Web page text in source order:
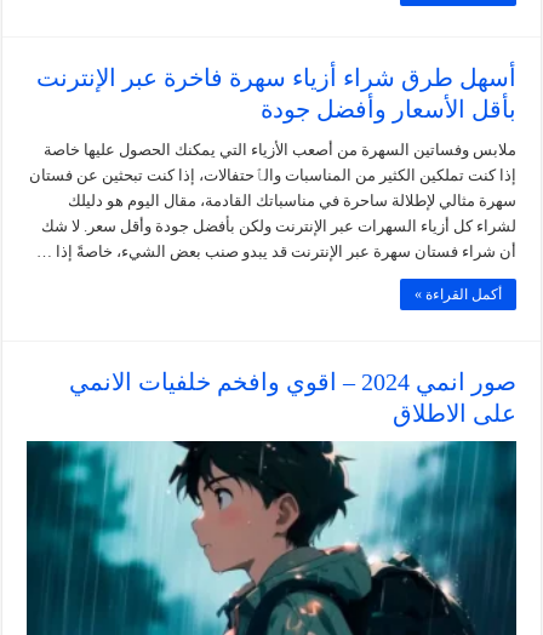
أسهل طرق شراء أزياء سهرة فاخرة عبر الإنترنت
بأقل الأسعار وأفضل جودة
ملابس وفساتين السهرة من أصعب الأزياء التي يمكنك الحصول عليها خاصة
إذا كنت تملكين الكثير من المناسبات والٱحتفالات، إذا كنت تبحثين عن فستان
سهرة مثالي لإطلالة ساحرة في مناسباتك القادمة، مقال اليوم هو دليلك
لشراء كل أزياء السهرات عبر الإنترنت ولكن بأفضل جودة وأقل سعر. لا شك
أن شراء فستان سهرة عبر الإنترنت قد يبدو صنب بعض الشيء، خاصةً إذا …
أكمل القراءة »
صور انمي 2024 – اقوي وافخم خلفيات الانمي
على الاطلاق